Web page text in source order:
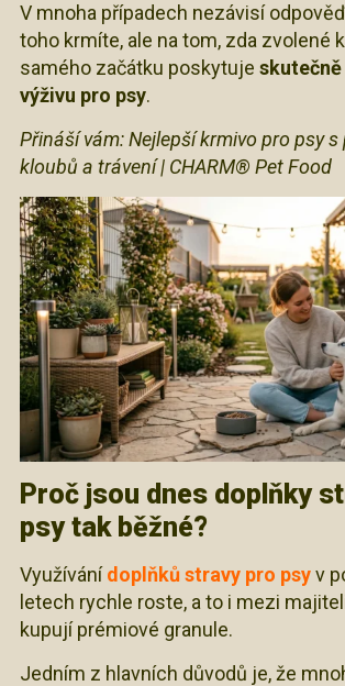
V mnoha případech nezávisí
toho krmíte, ale na tom, zda zvolené
samého začátku poskytuje
výživu pro psy.
Přináší vám: Nejlepší krmivo pro psy
kloubů a trávení | CHARM® Pet Food
Proč jsou dnes doplňky
psy tak běžné?
Využívánídoplňků stravy pro psyv
letech rychle roste, a to i mezi
kupují prémiové granule.
Jedním z hlavních důvodů je, že